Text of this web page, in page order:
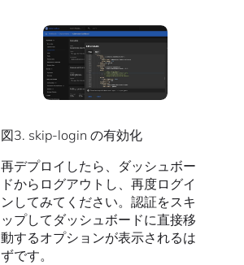
図3. skip-login の有効化
再デプロイしたら、ダッシュボー
ドからログアウトし、再度ログイ
ンしてみてください。認証をスキ
ップしてダッシュボードに直接移
動するオプションが表示されるは
ずです。